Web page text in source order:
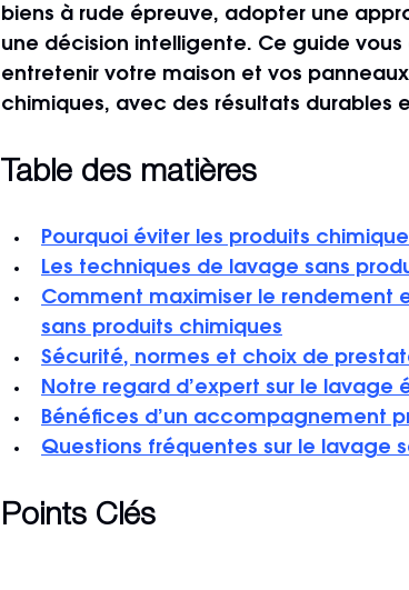
biens à rude épreuve, adopter une
une décision intelligente. Ce guide
entretenir votre maison et vos
chimiques, avec des résultats durables
Table des matières
Pourquoi éviter les produits
Les techniques de lavage sans
Comment maximiser le rendement
sans produits chimiques
Sécurité, normes et choix de
Notre regard d’expert sur le lavage
Bénéfices d’un accompagnement
Questions fréquentes sur le lavage
Points Clés